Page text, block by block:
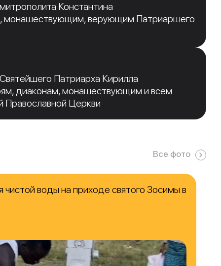
Константина
монашествующим, верующим Патриаршего
Патриарха Кирилла
диаконам, монашествующим и всем
Православной Церкви
Все фото
воды на приходе святого Зосимы в